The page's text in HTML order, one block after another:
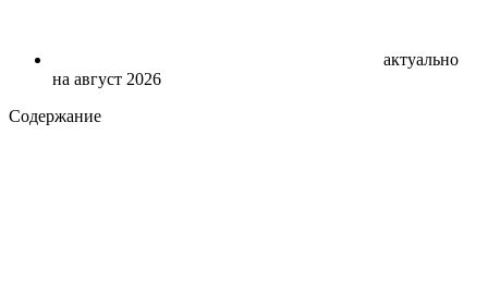
актуально
на август 2026
Содержание